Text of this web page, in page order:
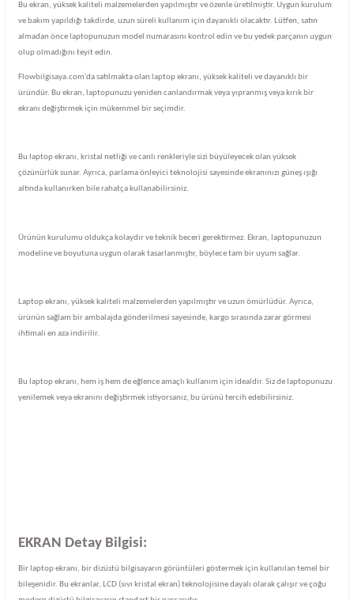
Bu ekran, yüksek kaliteli malzemelerden yapılmıştır ve özenle üretilmiştir. Uygun kurulum
ve bakım yapıldığı takdirde, uzun süreli kullanım için dayanıklı olacaktır. Lütfen, satın
almadan önce laptopunuzun model numarasını kontrol edin ve bu yedek parçanın uygun
olup olmadığını teyit edin.
Flowbilgisaya.com'da satılmakta olan laptop ekranı, yüksek kaliteli ve dayanıklı bir
üründür. Bu ekran, laptopunuzu yeniden canlandırmak veya yıpranmış veya kırık bir
ekranı değiştirmek için mükemmel bir seçimdir.
Bu laptop ekranı, kristal netliği ve canlı renkleriyle sizi büyüleyecek olan yüksek
çözünürlük sunar. Ayrıca, parlama önleyici teknolojisi sayesinde ekranınızı güneş ışığı
altında kullanırken bile rahatça kullanabilirsiniz.
Ürünün kurulumu oldukça kolaydır ve teknik beceri gerektirmez. Ekran, laptopunuzun
modeline ve boyutuna uygun olarak tasarlanmıştır, böylece tam bir uyum sağlar.
Laptop ekranı, yüksek kaliteli malzemelerden yapılmıştır ve uzun ömürlüdür. Ayrıca,
ürünün sağlam bir ambalajda gönderilmesi sayesinde, kargo sırasında zarar görmesi
ihtimali en aza indirilir.
Bu laptop ekranı, hem iş hem de eğlence amaçlı kullanım için idealdir. Siz de laptopunuzu
yenilemek veya ekranını değiştirmek istiyorsanız, bu ürünü tercih edebilirsiniz.
EKRAN Detay Bilgisi:
Bir laptop ekranı, bir dizüstü bilgisayarın görüntüleri göstermek için kullanılan temel bir
bileşenidir. Bu ekranlar, LCD (sıvı kristal ekran) teknolojisine dayalı olarak çalışır ve çoğu